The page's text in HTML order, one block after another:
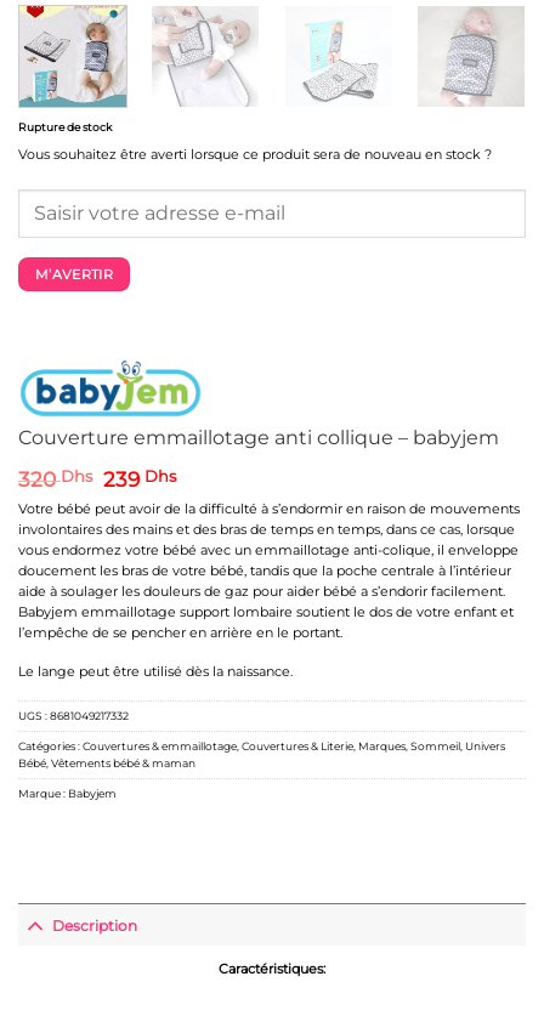
Couverture emmaillotage anti collique – babyjem
320Dhs Le
initial
était :
320 Dhs.
239 DhsLe
prix
actuel
est :
239 Dhs.
Votre bébé peut avoir de la difficulté à s’endormir en raison de mouvements
involontaires des mains et des bras de temps en temps, dans ce cas, lorsque
vous endormez votre bébé avec un emmaillotage anti-colique, il enveloppe
doucement les bras de votre bébé, tandis que la poche centrale à l’intérieur
aide à soulager les douleurs de gaz pour aider bébé a s’endorir facilement.
Babyjem emmaillotage support lombaire soutient le dos de votre enfant et
l’empêche de se pencher en arrière en le portant.
Le lange peut être utilisé dès la naissance.
Rupture de stock
Vous souhaitez être averti lorsque ce produit sera de nouveau en stock ?
M’AVERTIR
UGS :8681049217332
Catégories :Couvertures & emmaillotage Couvertures & Literie Marques Sommeil Univers
Bébé Vêtements bébé & maman
Marque : Babyjem
Description
Caractéristiques: